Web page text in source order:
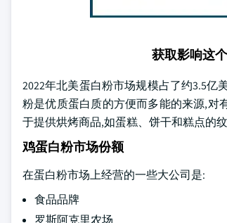
获取影响这
2022年北美蛋白粉市场规模占了约3.5
粉是优质蛋白质的方便而多能的来源,对
于提供烘烤商品,如蛋糕、饼干和糕点的
鸡蛋白粉市场份额
在蛋白粉市场上经营的一些大公司是:
食品品牌
罗斯阿克里农场